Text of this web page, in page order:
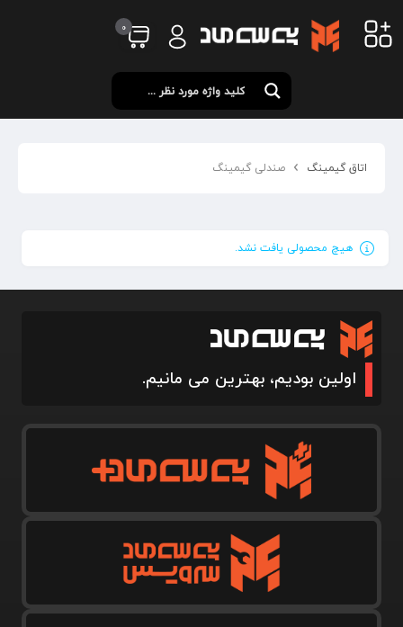
0
اتاق گیمینگ صندلی گیمینگ
هیچ محصولی یافت نشد.
اولین بودیم، بهترین می مانیم.